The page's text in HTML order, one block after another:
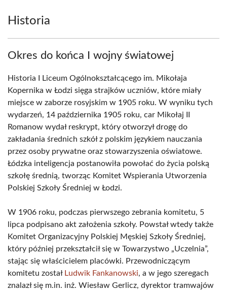
Historia
Okres do końca I wojny światowej
Historia I Liceum Ogólnokształcącego im. Mikołaja
Kopernika w Łodzi sięga strajków uczniów, które miały
miejsce w zaborze rosyjskim w 1905 roku. W wyniku tych
wydarzeń, 14 października 1905 roku, car Mikołaj II
Romanow wydał reskrypt, który otworzył drogę do
zakładania średnich szkół z polskim językiem nauczania
przez osoby prywatne oraz stowarzyszenia oświatowe.
Łódzka inteligencja postanowiła powołać do życia polską
szkołę średnią, tworząc Komitet Wspierania Utworzenia
Polskiej Szkoły Średniej w Łodzi.
W 1906 roku, podczas pierwszego zebrania komitetu, 5
lipca podpisano akt założenia szkoły. Powstał wtedy także
Komitet Organizacyjny Polskiej Męskiej Szkoły Średniej,
który później przekształcił się w Towarzystwo „Uczelnia”,
stając się właścicielem placówki. Przewodniczącym
komitetu został Ludwik Fankanowski, a w jego szeregach
znalazł się m.in. inż. Wiesław Gerlicz, dyrektor tramwajów